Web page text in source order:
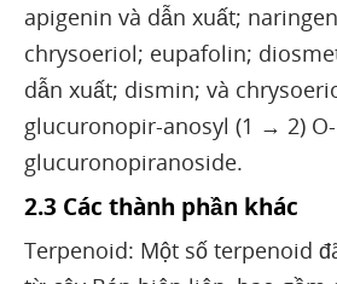
apigenin và dẫn xuất;
chrysoeriol; eupafolin;
dẫn xuất; dismin; và
glucuronopir-anosyl (1 → 2)
glucuronopiranoside.
2.3 Các thành phần khác
Terpenoid: Một số terpenoid